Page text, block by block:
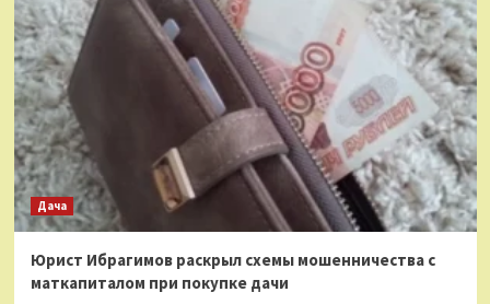
Дача
Юрист Ибрагимов раскрыл схемы мошенничества с
маткапиталом при покупке дачи